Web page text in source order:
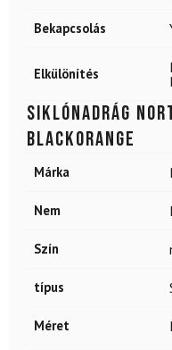
Bekapcsolás
Elkülönítés
Siklónadrág
blackorange
Márka
Nem
Szín
típus
Méret